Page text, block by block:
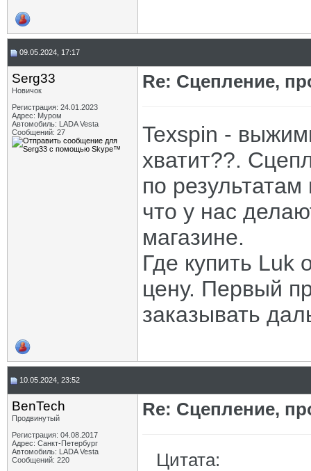
09.05.2024, 17:17
Serg33
Новичок
Регистрация: 24.01.2023
Адрес: Муром
Автомобиль: LADA Vesta
Сообщений: 27
Re: Сцепление,
Texspin -
хватит??.
по
что у нас
магазине.
Где купить Luk
цену. Первый
заказывать
10.05.2024, 23:52
BenTech
Продвинутый
Регистрация: 04.08.2017
Адрес: Санкт-Петербург
Автомобиль: LADA Vesta
Сообщений: 220
Re: Сцепление,
Цитата: